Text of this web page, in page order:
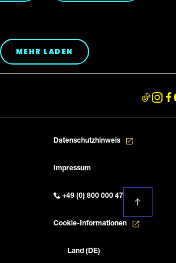
MEHR LADEN
Datenschutzhinweis
Impressum
+49 (0) 800 000 4777
Cookie-Informationen
Land (DE)